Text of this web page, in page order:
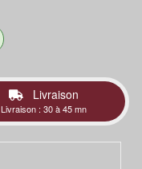
Livraison
Livraison : 30 à 45 mn